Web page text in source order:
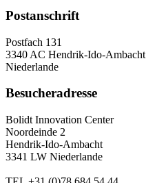
Postanschrift
Postfach 131
3340 AC Hendrik-Ido-Ambacht
Niederlande
Besucheradresse
Bolidt Innovation Center
Noordeinde 2
Hendrik-Ido-Ambacht
3341 LW Niederlande